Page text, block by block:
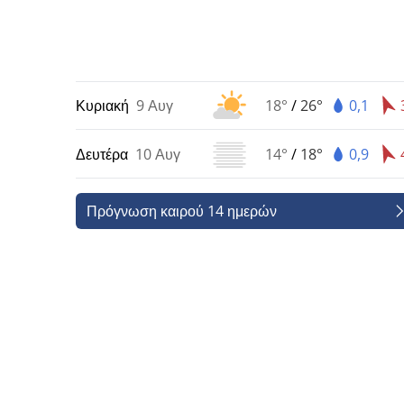
Κυριακή 9 Αυγ 18° /26° 0,1
Δευτέρα 10 Αυγ 14° / 18° 0,9
Πρόγνωση καιρού 14 ημερών